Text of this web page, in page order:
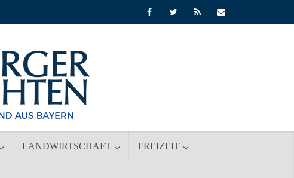
LANDWIRTSCHAFT FREIZEIT